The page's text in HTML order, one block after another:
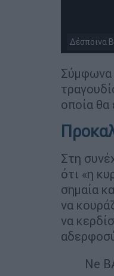
Δέσποινα
Σύμφωνα
οποία θα
Στη
ότι «η
σημαία
να
να
Ne